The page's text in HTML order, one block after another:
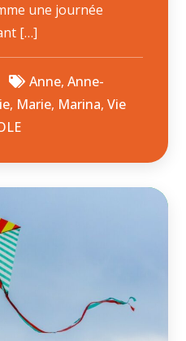
une journée
[…]
Anne,Anne-
, Marie, Marina,Vie